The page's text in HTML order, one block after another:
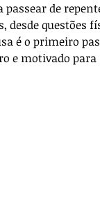
de
desde questões
é o primeiro
e motivado